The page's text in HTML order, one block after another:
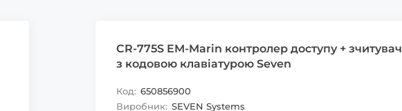
CR-775S EM-Marin контролер доступу + зчитувач
з кодовою клавіатурою Seven
Код: 650856900
Виробник: SEVEN Systems